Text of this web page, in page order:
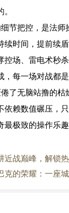
节把控，是法
续时间，提前续
控场、雷电术秒
，每一场对战都
了无脑站撸的枯
依赖数值碾压，
最极致的操作乐趣
近战巅峰，解锁
克的荣耀：一座